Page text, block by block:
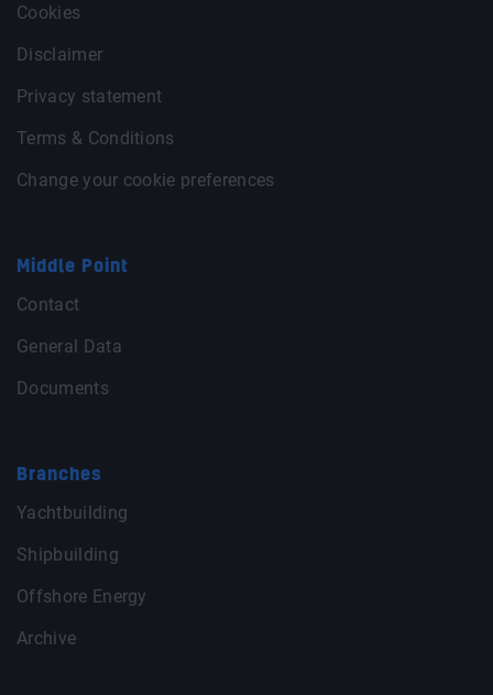
Cookies
Disclaimer
Privacy statement
Terms & Conditions
Change your cookie preferences
Middle Point
Contact
General Data
Documents
Branches
Yachtbuilding
Shipbuilding
Offshore Energy
Archive